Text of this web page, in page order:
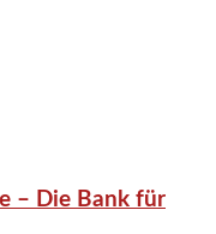
– Die Bank für